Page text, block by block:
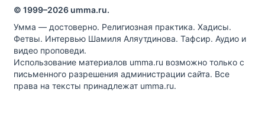
© 1999–2026 umma.ru.
Умма — достоверно. Религиозная практика. Хадисы.
Фетвы. Интервью Шамиля Аляутдинова. Тафсир. Аудио и
видео проповеди.
Использование материалов umma.ru возможно только с
письменного разрешения администрации сайта. Все
права на тексты принадлежат umma.ru.